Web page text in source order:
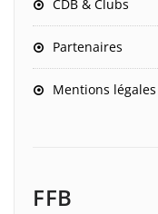
CDB & Clubs
Partenaires
Mentions légales
FFB